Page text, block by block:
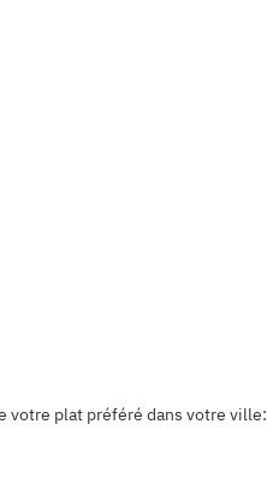
votre plat préféré dans votre ville: